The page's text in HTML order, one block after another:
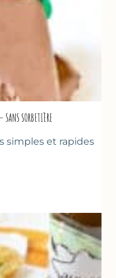
SORBETIÈRE
simples et rapides